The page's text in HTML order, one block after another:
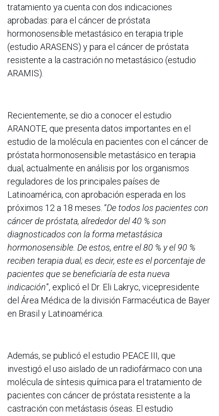
tratamiento ya cuenta con dos indicaciones
aprobadas: para el cáncer de próstata
hormonosensible metastásico en terapia triple
(estudio ARASENS) y para el cáncer de próstata
resistente a la castración no metastásico (estudio
ARAMIS).
Recientemente, se dio a conocer el estudio
ARANOTE, que presenta datos importantes en el
estudio de la molécula en pacientes con el cáncer de
próstata hormonosensible metastásico en terapia
dual, actualmente en análisis por los organismos
reguladores de los principales países de
Latinoamérica, con aprobación esperada en los
próximos 12 a 18 meses. “De todos los pacientes con
cáncer de próstata, alrededor del 40 % son
diagnosticados con la forma metastásica
hormonosensible. De estos, entre el 80 % y el 90 %
reciben terapia dual; es decir, este es el porcentaje de
pacientes que se beneficiaría de esta nueva
indicación”, explicó el Dr. Eli Lakryc, vicepresidente
del Área Médica de la división Farmacéutica de Bayer
en Brasil y Latinoamérica.
Además, se publicó el estudio PEACE III, que
investigó el uso aislado de un radiofármaco con una
molécula de síntesis química para el tratamiento de
pacientes con cáncer de próstata resistente a la
castración con metástasis óseas. El estudio